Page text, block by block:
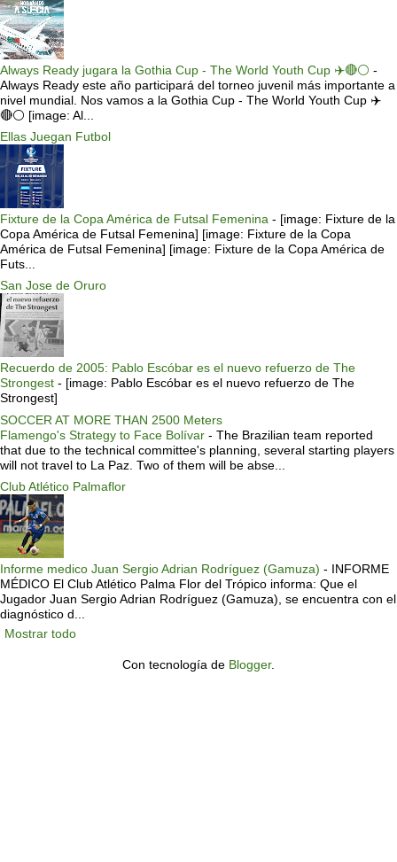
Always Ready jugara la Gothia Cup - The World Youth Cup ✈️🔴⚪️ -
Always Ready este año participará del torneo juvenil más importante a
nivel mundial. Nos vamos a la Gothia Cup - The World Youth Cup ✈️
🔴⚪️ [image: Al...
Ellas Juegan Futbol
Fixture de la Copa América de Futsal Femenina - [image: Fixture de la
Copa América de Futsal Femenina] [image: Fixture de la Copa
América de Futsal Femenina] [image: Fixture de la Copa América de
Futs...
San Jose de Oruro
Recuerdo de 2005: Pablo Escóbar es el nuevo refuerzo de The
Strongest - [image: Pablo Escóbar es el nuevo refuerzo de The
Strongest]
SOCCER AT MORE THAN 2500 Meters
Flamengo's Strategy to Face Bolívar - The Brazilian team reported
that due to the technical committee's planning, several starting players
will not travel to La Paz. Two of them will be abse...
Club Atlético Palmaflor
Informe medico Juan Sergio Adrian Rodríguez (Gamuza) - INFORME
MÉDICO El Club Atlético Palma Flor del Trópico informa: Que el
Jugador Juan Sergio Adrian Rodríguez (Gamuza), se encuentra con el
diagnóstico d...
Mostrar todo
Con tecnología de Blogger.